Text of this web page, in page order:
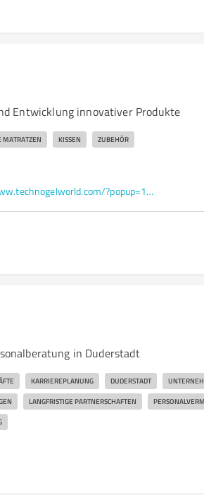
Entwicklung innovativer Produkte
MATRATZEN KISSEN ZUBEHÖR
www.technogelworld.com/?popup=1&language=en
in Duderstadt
KARRIEREPLANUNG DUDERSTADT
LANGFRISTIGE PARTNERSCHAFTEN